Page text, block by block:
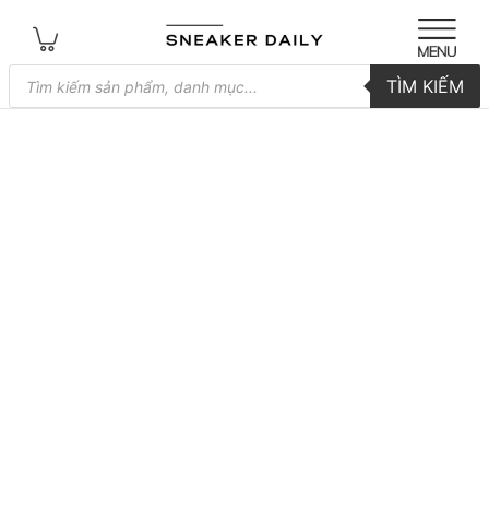
Tìm
kiếm
sản
TÌM KIẾM